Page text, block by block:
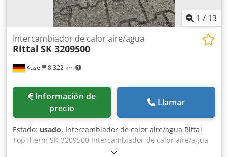
1 / 13
Kusel 8.322 km
Intercambiador de calor aire/agua
Rittal SK 3209500
Información de
precio
Llamar
Estado: usado, Intercambiador de calor aire/agua Rittal
TopTherm SK 3209500 Intercambiador de calor aire/agua
Rittal para la climatización de armarios eléctricos.